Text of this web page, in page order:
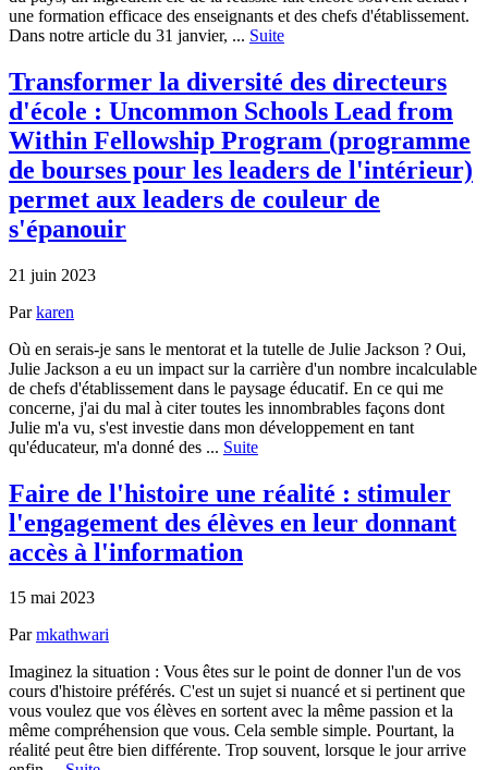
une formation efficace des enseignants et des chefs d'établissement.
Dans notre article du 31 janvier, ... Suite
Transformer la diversité des directeurs
d'école : Uncommon Schools Lead from
Within Fellowship Program (programme
de bourses pour les leaders de l'intérieur)
permet aux leaders de couleur de
s'épanouir
21 juin 2023
Parkaren
Où en serais-je sans le mentorat et la tutelle de Julie Jackson ? Oui,
Julie Jackson a eu un impact sur la carrière d'un nombre incalculable
de chefs d'établissement dans le paysage éducatif. En ce qui me
concerne, j'ai du mal à citer toutes les innombrables façons dont
Julie m'a vu, s'est investie dans mon développement en tant
qu'éducateur, m'a donné des ... Suite
Faire de l'histoire une réalité : stimuler
l'engagement des élèves en leur donnant
accès à l'information
15 mai 2023
Parmkathwari
Imaginez la situation : Vous êtes sur le point de donner l'un de vos
cours d'histoire préférés. C'est un sujet si nuancé et si pertinent que
vous voulez que vos élèves en sortent avec la même passion et la
même compréhension que vous. Cela semble simple. Pourtant, la
réalité peut être bien différente. Trop souvent, lorsque le jour arrive